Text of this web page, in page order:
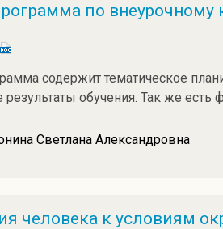
по внеурочному
содержит тематическое
обучения. Так же есть
Светлана Александровна
человека к условиям